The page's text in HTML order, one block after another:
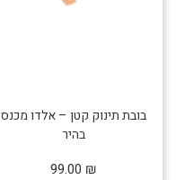
בובת תינוק קטן – אלדו מכנס
בהיר
99.00 ₪